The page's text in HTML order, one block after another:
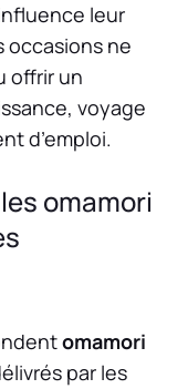
leur
occasions ne
offrir un
voyage
d’emploi.
omamori
omamori
par les